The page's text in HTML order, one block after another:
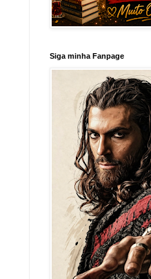
Siga minha Fanpage